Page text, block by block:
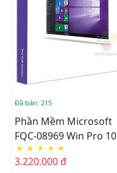
Đã bán: 215
Phần Mềm Microsoft
FQC-08969 Win Pro 10
Win32 Eng Intl 1pk DSP
OEI DVD
★ ★ ★ ★ ★
3.220.000 đ